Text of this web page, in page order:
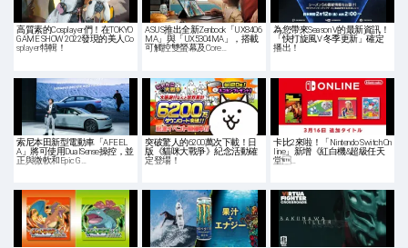
高質素的Cosplayer們！在TOKYO
GAME SHOW 2022發現的美人Co
splayer特輯！
ASUS推出全新Zenbook「UX8406
MA」與「UX5304MA」，搭載
可觸控雙螢幕及Core…
為您帶來Season V的最新資訊！
「快打旋風V 冬季更新」確定
播出！
索尼本田新型電動車「AFEEL
A」將可使用DualSense操控，並
正與微軟和Epic G…
突破驚人的6200萬次下載！日
版《貓咪大戰爭》紀念活動確
定登場！
卡比2來啦！「Nintendo Switch On
line」新增《紅白機&超級任天
堂…